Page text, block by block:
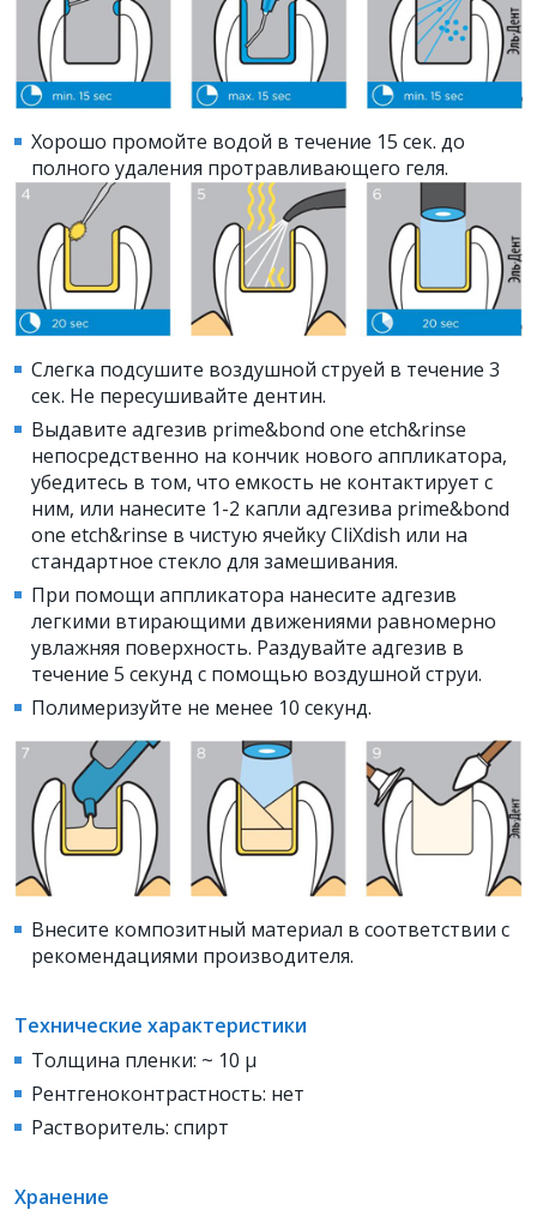
Хорошо промойте водой в течение 15 сек. до
полного удаления протравливающего геля.
Слегка подсушите воздушной струей в течение 3
сек. Не пересушивайте дентин.
Выдавите адгезив prime&bond one etch&rinse
непосредственно на кончик нового аппликатора,
убедитесь в том, что емкость не контактирует с
ним, или нанесите 1-2 капли адгезива prime&bond
one etch&rinse в чистую ячейку CliXdish или на
стандартное стекло для замешивания.
При помощи аппликатора нанесите адгезив
легкими втирающими движениями равномерно
увлажняя поверхность. Раздувайте адгезив в
течение 5 секунд с помощью воздушной струи.
Полимеризуйте не менее 10 секунд.
Внесите композитный материал в соответствии с
рекомендациями производителя.
Технические характеристики
Толщина пленки: ~ 10 μ
Рентгеноконтрастность: нет
Растворитель: спирт
Хранение